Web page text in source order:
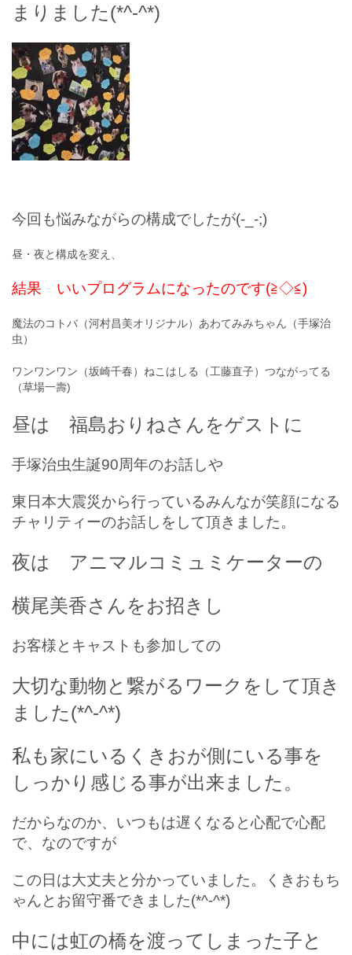
まりました(*^-^*)
今回も悩みながらの構成でしたが(-_-;)
昼・夜と構成を変え、
結果 いいプログラムになったのです(≧◇≦)
魔法のコトバ（河村昌美オリジナル）あわてみみちゃん（手塚治
虫）
ワンワンワン（坂崎千春）ねこはしる（工藤直子）つながってる
（草場一壽)
昼は 福島おりねさんをゲストに
手塚治虫生誕90周年のお話しや
東日本大震災から行っているみんなが笑顔になる
チャリティーのお話しをして頂きました。
夜は アニマルコミュミケーターの
横尾美香さんをお招きし
お客様とキャストも参加しての
大切な動物と繋がるワークをして頂き
ました(*^-^*)
私も家にいるくきおが側にいる事を
しっかり感じる事が出来ました。
だからなのか、いつもは遅くなると心配で心配
で、なのですが
この日は大丈夫と分かっていました。くきおもち
ゃんとお留守番できました(*^-^*)
中には虹の橋を渡ってしまった子と